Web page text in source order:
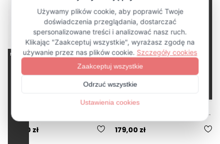
179,00 zł
REY - MUŚLINOWA KOSZULA OVERSIZE PIASKOWA
179,00 zł
MUŚLIN